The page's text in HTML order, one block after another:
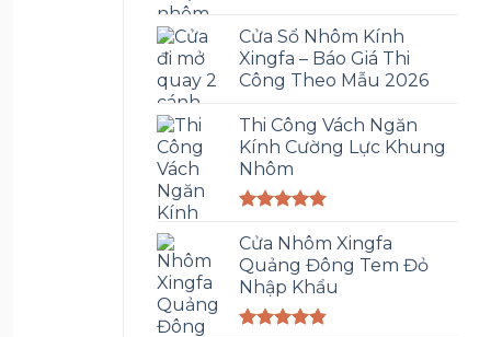
Cửa Sổ Nhôm Kính
Xingfa – Báo Giá Thi
Công Theo Mẫu 2026
Thi Công Vách Ngăn
Kính Cường Lực Khung
Nhôm
hạng5.00
5 sao
Cửa Nhôm Xingfa
Quảng Đông Tem Đỏ
Nhập Khẩu